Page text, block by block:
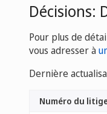
Décisions:
Pour plus de
vous adresser à
Dernière
Numéro du